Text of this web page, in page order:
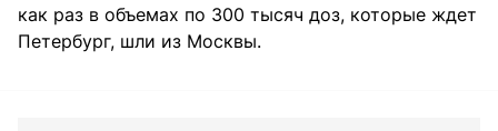
как раз в объемах по 300 тысяч доз, которые ждет
Петербург, шли из Москвы.